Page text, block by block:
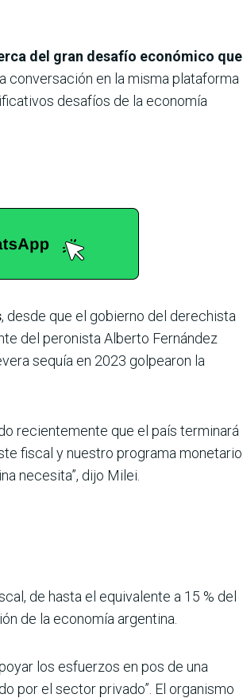
del gran desafío económico que
conversación en la misma plataforma
desafíos de la economía
, desde que el gobierno del derechista
del peronista Alberto Fernández
sequía en 2023 golpearon la
recientemente que el país terminará
fiscal y nuestro programa monetario.
necesita”, dijo Milei.
de hasta el equivalente a 15 % del
de la economía argentina.
los esfuerzos en pos de una
por el sector privado”. El organismo